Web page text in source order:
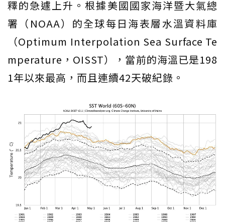
釋的急遽上升。根據美國國家海洋暨大氣總
署（NOAA）的全球每日海表層水溫資料庫
（Optimum Interpolation Sea Surface Te
mperature，OISST），當前的海溫已是198
1年以來最高，而且連續42天破紀錄。